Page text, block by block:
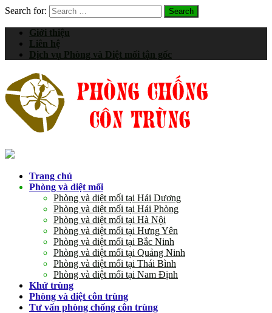
Search for:
Giới thiệu
Liên hệ
Dịch vụ Phòng và Diệt mối tận gốc
Trang chủ
Phòng và diệt mối
Phòng và diệt mối tại Hải Dương
Phòng và diệt mối tại Hải Phòng
Phòng và diệt mối tại Hà Nội
Phòng và diệt mối tại Hưng Yên
Phòng và diệt mối tại Bắc Ninh
Phòng và diệt mối tại Quảng Ninh
Phòng và diệt mối tại Thái Bình
Phòng và diệt mối tại Nam Định
Khử trùng
Phòng và diệt côn trùng
Tư vấn phòng chống côn trùng